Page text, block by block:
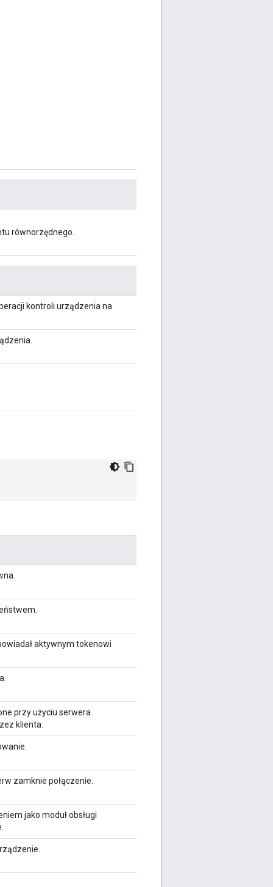
równorzędnego.
kontroli urządzenia na
aktywnym tokenowi
przy użyciu serwera
klienta.
zamknie połączenie.
jako moduł obsługi